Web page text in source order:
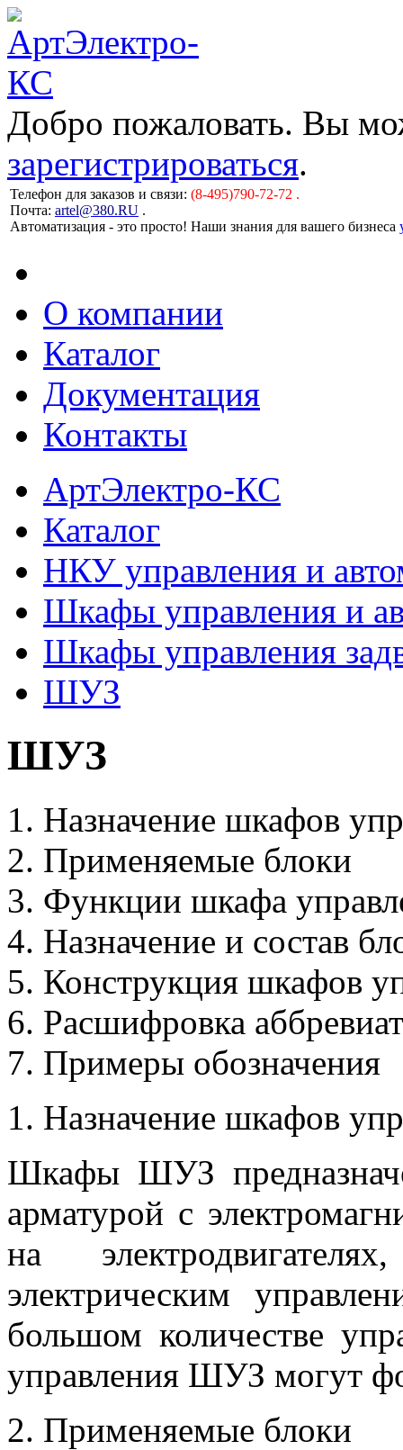
Добро пожаловать. Вы
зарегистрироваться.
Телефон для заказов и связи: (8-495)790-72-72 .
Почта: artel@380.RU .
Автоматизация - это просто! Наши знания для вашего бизнеса
О компании
Каталог
Документация
Контакты
АртЭлектро-КС
Каталог
НКУ управления и
Шкафы управления и
Шкафы управления
ШУЗ
ШУЗ
1. Назначение шкафов
2. Применяемые блоки
3. Функции шкафа
4. Назначение и состав
5. Конструкция шкафов
6. Расшифровка
7. Примеры обозначения
1. Назначение шкафов
Шкафы ШУЗ
арматурой с
на
электрическим
большом количестве
управления ШУЗ могут
2. Применяемые блоки